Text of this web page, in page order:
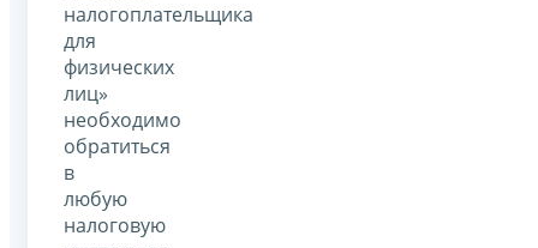
налогоплательщика
для
физических
лиц»
необходимо
обратиться
в
любую
налоговую